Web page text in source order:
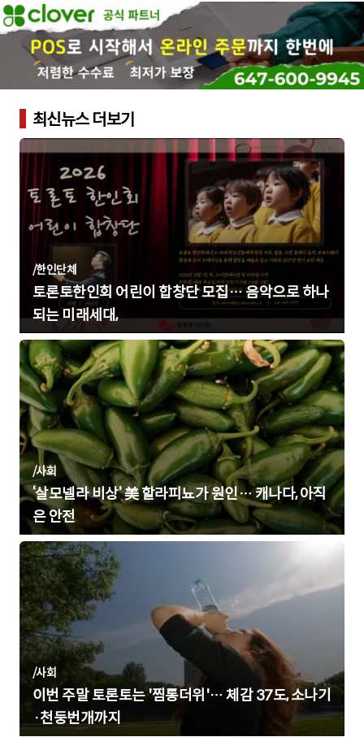
최신뉴스 더보기
/한인단체
토론토한인회 어린이 합창단 모집… 음악으로 하나
되는 미래세대,
/사회
‘살모넬라 비상’ 美 할라피뇨가 원인… 캐나다, 아직
은 안전
/사회
이번 주말 토론토는 '찜통더위'… 체감 37도, 소나기
·천둥번개까지